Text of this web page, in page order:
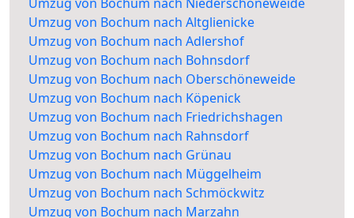
Umzug von Bochum nach Altglienicke
Umzug von Bochum nach Adlershof
Umzug von Bochum nach Bohnsdorf
Umzug von Bochum nach Oberschöneweide
Umzug von Bochum nach Köpenick
Umzug von Bochum nach Friedrichshagen
Umzug von Bochum nach Rahnsdorf
Umzug von Bochum nach Grünau
Umzug von Bochum nach Müggelheim
Umzug von Bochum nach Schmöckwitz
Umzug von Bochum nach Marzahn